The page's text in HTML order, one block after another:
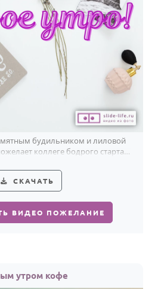
мятным будильником и лиловой
коллеге бодрого старта
СКАЧАТЬ
ВИДЕО ПОЖЕЛАНИЕ
утром кофе